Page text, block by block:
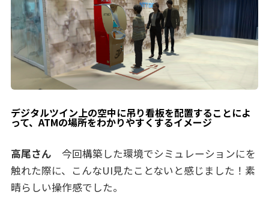
デジタルツイン上の空中に吊り看板を配置することによ
って、ATMの場所をわかりやすくするイメージ
高尾さん 今回構築した環境でシミュレーションにを
触れた際に、こんなUI見たことないと感じました！素
晴らしい操作感でした。